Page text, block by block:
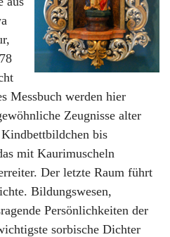
Messbuch werden hier
Zeugnisse alter
bis
mit Kaurimuscheln
Der letzte Raum führt
Bildungswesen,
Persönlichkeiten der
sorbische Dichter